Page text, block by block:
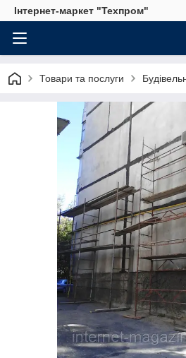
Інтернет-маркет "Техпром"
Товари та послуги